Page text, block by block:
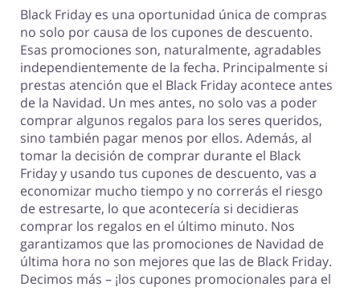
Black Friday es una oportunidad única de compras
no solo por causa de los cupones de descuento.
Esas promociones son, naturalmente, agradables
independientemente de la fecha. Principalmente si
prestas atención que el Black Friday acontece antes
de la Navidad. Un mes antes, no solo vas a poder
comprar algunos regalos para los seres queridos,
sino también pagar menos por ellos. Además, al
tomar la decisión de comprar durante el Black
Friday y usando tus cupones de descuento, vas a
economizar mucho tiempo y no correrás el riesgo
de estresarte, lo que acontecería si decidieras
comprar los regalos en el último minuto. Nos
garantizamos que las promociones de Navidad de
última hora no son mejores que las de Black Friday.
Decimos más – ¡los cupones promocionales para el